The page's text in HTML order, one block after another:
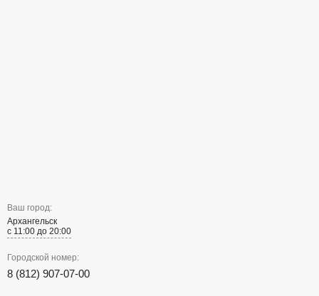
Ваш город:
Архангельск
с 11:00 до 20:00
Городской номер:
8 (812) 907-07-00